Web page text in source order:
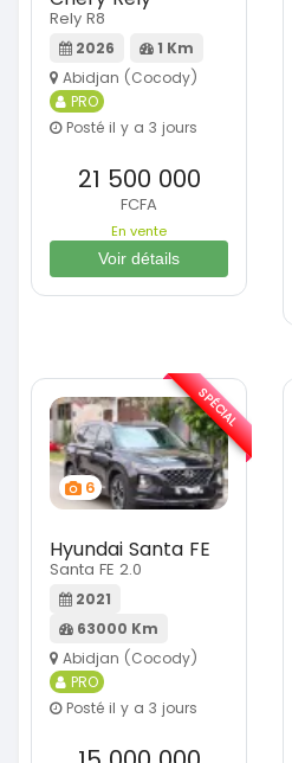
Rely R8
2026
1 Km
Abidjan (Cocody)
PRO
Posté il y a 3 jours
21 500 000
FCFA
En vente
Voir détails
6
Hyundai Santa FE
Santa FE 2.0
2021
63000 Km
Abidjan (Cocody)
PRO
Posté il y a 3 jours
SPÉCIAL